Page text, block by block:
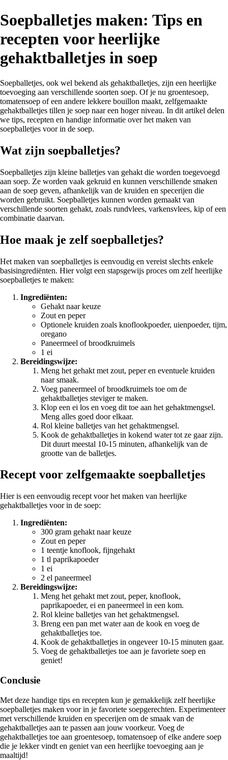
Soepballetjes maken: Tips en
recepten voor heerlijke
gehaktballetjes in soep
Soepballetjes, ook wel bekend als gehaktballetjes, zijn een heerlijke
toevoeging aan verschillende soorten soep. Of je nu groentesoep,
tomatensoep of een andere lekkere bouillon maakt, zelfgemaakte
gehaktballetjes tillen je soep naar een hoger niveau. In dit artikel delen
we tips, recepten en handige informatie over het maken van
soepballetjes voor in de soep.
Wat zijn soepballetjes?
Soepballetjes zijn kleine balletjes van gehakt die worden toegevoegd
aan soep. Ze worden vaak gekruid en kunnen verschillende smaken
aan de soep geven, afhankelijk van de kruiden en specerijen die
worden gebruikt. Soepballetjes kunnen worden gemaakt van
verschillende soorten gehakt, zoals rundvlees, varkensvlees, kip of een
combinatie daarvan.
Hoe maak je zelf soepballetjes?
Het maken van soepballetjes is eenvoudig en vereist slechts enkele
basisingrediënten. Hier volgt een stapsgewijs proces om zelf heerlijke
soepballetjes te maken:
Ingrediënten:
Gehakt naar keuze
Zout en peper
Optionele kruiden zoals knoflookpoeder, uienpoeder, tijm,
oregano
Paneermeel of broodkruimels
1 ei
Bereidingswijze:
Meng het gehakt met zout, peper en eventuele kruiden
naar smaak.
Voeg paneermeel of broodkruimels toe om de
gehaktballetjes steviger te maken.
Klop een ei los en voeg dit toe aan het gehaktmengsel.
Meng alles goed door elkaar.
Rol kleine balletjes van het gehaktmengsel.
Kook de gehaktballetjes in kokend water tot ze gaar zijn.
Dit duurt meestal 10-15 minuten, afhankelijk van de
grootte van de balletjes.
Recept voor zelfgemaakte soepballetjes
Hier is een eenvoudig recept voor het maken van heerlijke
gehaktballetjes voor in de soep:
Ingrediënten:
300 gram gehakt naar keuze
Zout en peper
1 teentje knoflook, fijngehakt
1 tl paprikapoeder
1 ei
2 el paneermeel
Bereidingswijze:
Meng het gehakt met zout, peper, knoflook,
paprikapoeder, ei en paneermeel in een kom.
Rol kleine balletjes van het gehaktmengsel.
Breng een pan met water aan de kook en voeg de
gehaktballetjes toe.
Kook de gehaktballetjes in ongeveer 10-15 minuten gaar.
Voeg de gehaktballetjes toe aan je favoriete soep en
geniet!
Conclusie
Met deze handige tips en recepten kun je gemakkelijk zelf heerlijke
soepballetjes maken voor in je favoriete soepgerechten. Experimenteer
met verschillende kruiden en specerijen om de smaak van de
gehaktballetjes aan te passen aan jouw voorkeur. Voeg de
gehaktballetjes toe aan groentesoep, tomatensoep of elke andere soep
die je lekker vindt en geniet van een heerlijke toevoeging aan je
maaltijd!